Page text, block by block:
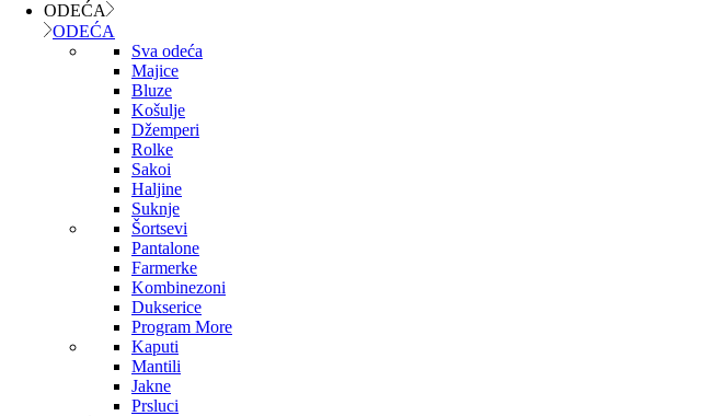
ODEĆA
ODEĆA
Sva odeća
Majice
Bluze
Košulje
Džemperi
Rolke
Sakoi
Haljine
Suknje
Šortsevi
Pantalone
Farmerke
Kombinezoni
Dukserice
Program More
Kaputi
Mantili
Jakne
Prsluci